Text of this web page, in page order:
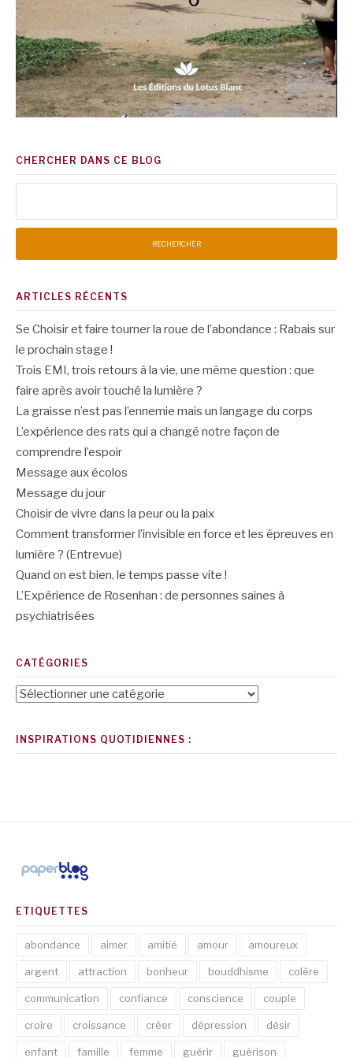
CHERCHER DANS CE BLOG
ARTICLES RÉCENTS
Se Choisir et faire tourner la roue de l’abondance : Rabais sur
le prochain stage !
Trois EMI, trois retours à la vie, une même question : que
faire après avoir touché la lumière ?
La graisse n’est pas l’ennemie mais un langage du corps
L’expérience des rats qui a changé notre façon de
comprendre l’espoir
Message aux écolos
Message du jour
Choisir de vivre dans la peur ou la paix
Comment transformer l’invisible en force et les épreuves en
lumière ? (Entrevue)
Quand on est bien, le temps passe vite !
L’Expérience de Rosenhan : de personnes saines à
psychiatrisées
CATÉGORIES
Catégories
INSPIRATIONS QUOTIDIENNES :
ETIQUETTES
abondance aimer amitié amour amoureux
argent attraction bonheur bouddhisme colère
communication confiance conscience couple
croire croissance créer dépression désir
enfant famille femme guérir guérison